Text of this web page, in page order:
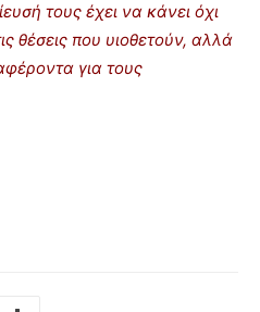
τους έχει να κάνει όχι
θέσεις που υιοθετούν, αλλά
για τους